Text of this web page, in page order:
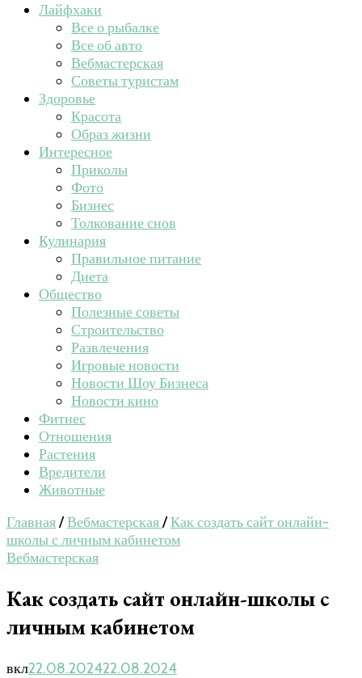
Лайфхаки
Все о рыбалке
Все об авто
Вебмастерская
Советы туристам
Здоровье
Красота
Образ жизни
Интересное
Приколы
Фото
Бизнес
Толкование снов
Кулинария
Правильное питание
Диета
Общество
Полезные советы
Строительство
Развлечения
Игровые новости
Новости Шоу Бизнеса
Новости кино
Фитнес
Отношения
Растения
Вредители
Животные
Главная/Вебмастерская/Как создать сайт онлайн-
школы с личным кабинетом
Вебмастерская
Как создать сайт онлайн-школы с
личным кабинетом
вкл22.08.202422.08.2024